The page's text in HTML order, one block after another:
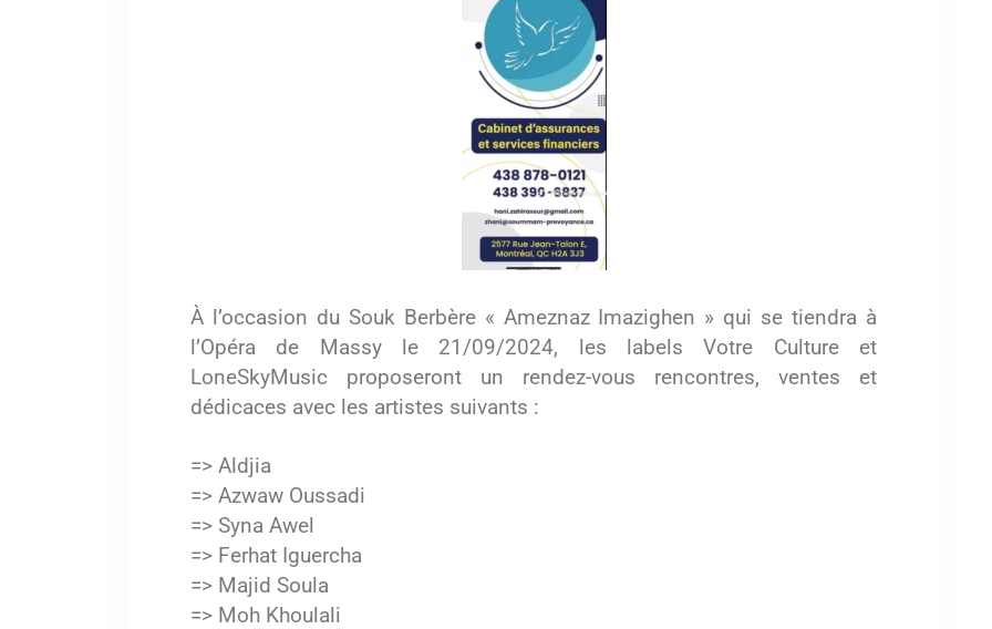
À l’occasion du Souk Berbère « Ameznaz Imazighen » qui se tiendra à
l’Opéra de Massy le 21/09/2024, les labels Votre Culture et
LoneSkyMusic proposeront un rendez-vous rencontres, ventes et
dédicaces avec les artistes suivants :
=> Aldjia
=> Azwaw Oussadi
=> Syna Awel
=> Ferhat Iguercha
=> Majid Soula
=> Moh Khoulali